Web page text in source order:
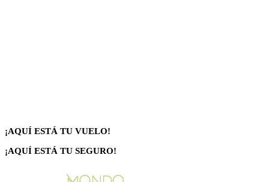
¡AQUÍ ESTÁ TU VUELO!
¡AQUÍ ESTÁ TU SEGURO!